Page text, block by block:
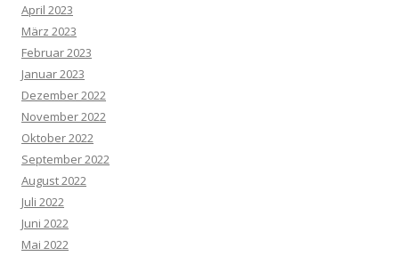
April 2023
März 2023
Februar 2023
Januar 2023
Dezember 2022
November 2022
Oktober 2022
September 2022
August 2022
Juli 2022
Juni 2022
Mai 2022